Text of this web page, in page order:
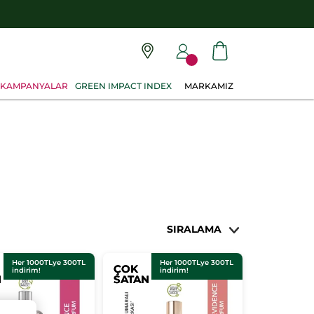
KAMPANYALAR GREEN IMPACT INDEX MARKAMIZ
SIRALAMA
Her 1000TLye 300TL
indirim!
ÇOK
SATAN
ÇOK
SATAN
Her 1000TLye 300TL
indirim!